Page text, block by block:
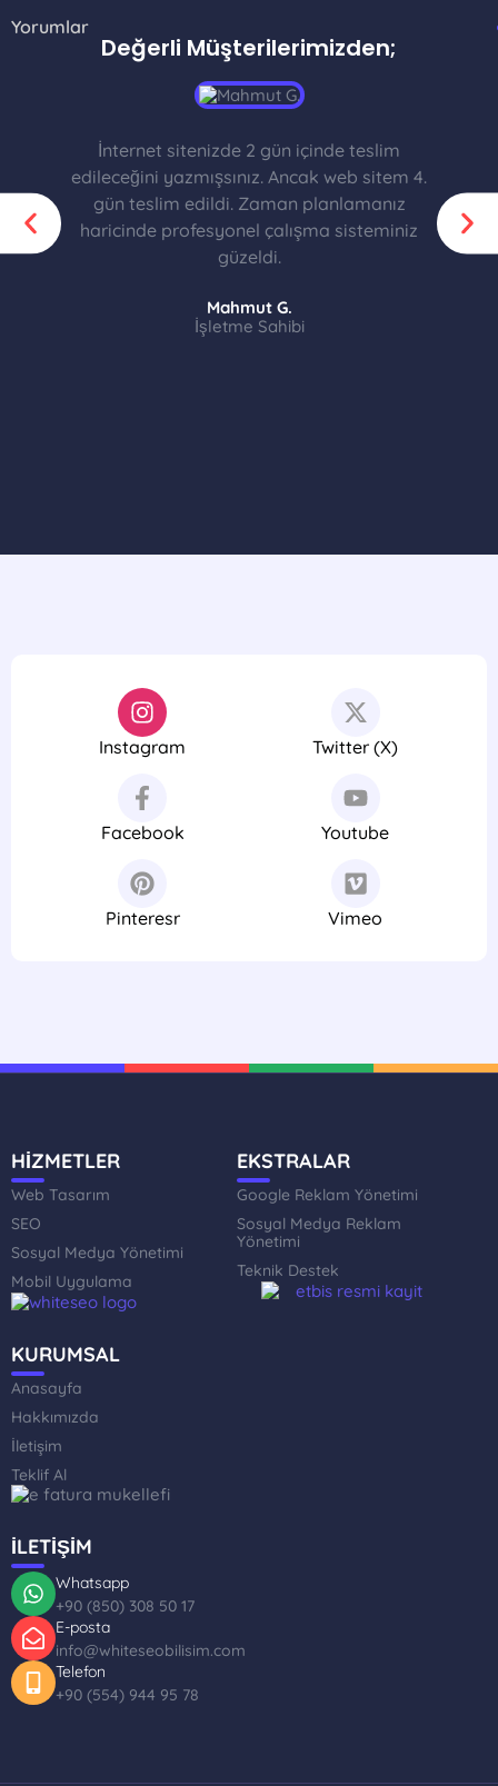
Yorumlar
Değerli Müşterilerimizden;
İnternet sitenizde 2 gün içinde teslim
edileceğini yazmışsınız. Ancak web sitem 4.
gün teslim edildi. Zaman planlamanız
haricinde profesyonel çalışma sisteminiz
güzeldi.
Mahmut G.
İşletme Sahibi
Instagram Twitter (X)
Facebook Youtube
Pinteresr Vimeo
HİZMETLER
Web Tasarım
SEO
Sosyal Medya Yönetimi
Mobil Uygulama
EKSTRALAR
Google Reklam Yönetimi
Sosyal Medya Reklam
Yönetimi
Teknik Destek
KURUMSAL
Anasayfa
Hakkımızda
İletişim
Teklif Al
İLETİŞİM
Whatsapp
+90 (850) 308 50 17
E-posta
info@whiteseobilisim.com
Telefon
+90 (554) 944 95 78